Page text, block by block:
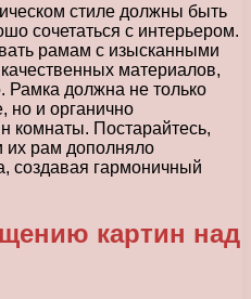
стиле должны быть
сочетаться с интерьером.
рамам с изысканными
материалов,
Рамка должна не только
но и органично
комнаты. Постарайтесь,
их рам дополняло
создавая гармоничный
картин над